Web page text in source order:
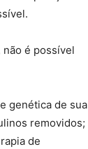
é possível
genética de sua
removidos;
de